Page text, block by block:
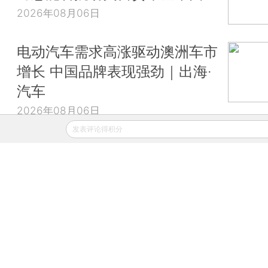
2026年08月06日
电动汽车需求高涨驱动澳洲车市
增长 中国品牌表现强劲｜出海·
汽车
2026年08月06日
发表评论得积分